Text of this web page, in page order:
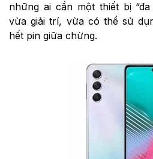
những ai cần một thiết bị
vừa giải trí, vừa có thể sử
hết pin giữa chừng.